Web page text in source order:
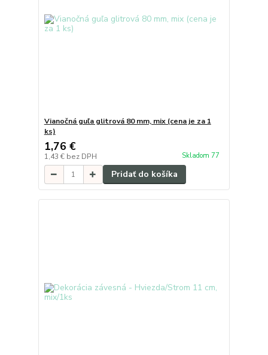
Vianočná guľa glitrová 80 mm, mix (cena je za 1
ks)
1,76 €
1,43 € bez DPH Skladom 77
Pridať do košíka